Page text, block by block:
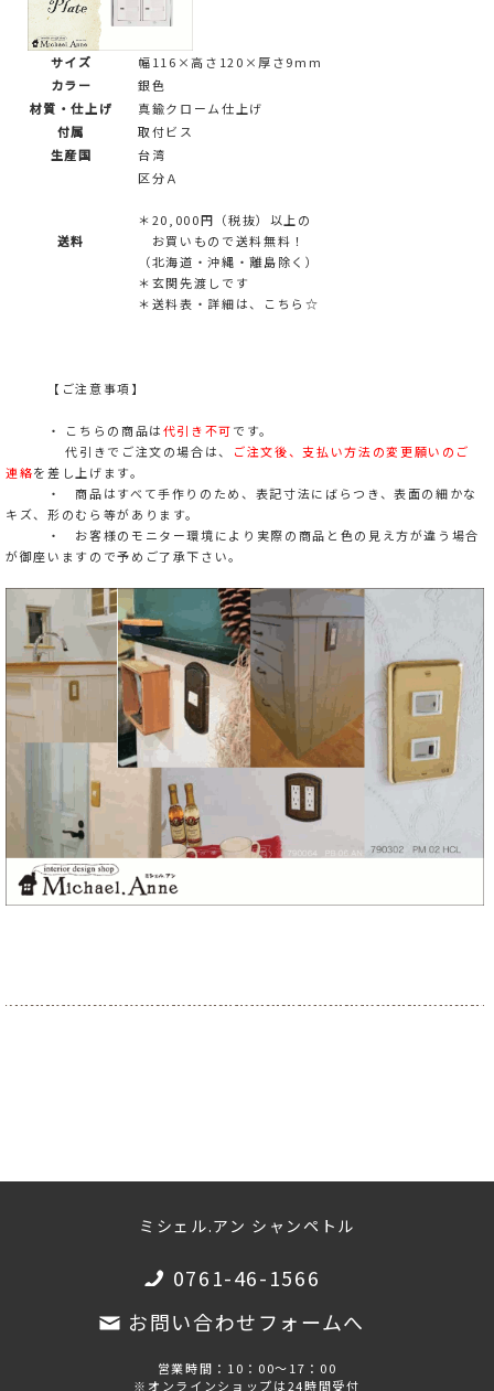
サイズ
幅116×高さ120×厚さ9mm
カラー
銀色
材質・仕上げ
真鍮クローム仕上げ
付属
取付ビス
生産国
台湾
送料
区分Ａ
＊20,000円（税抜）以上の
お買いもので送料無料！
（北海道・沖縄・離島除く）
＊玄関先渡しです
＊送料表・詳細は、
こちら☆
【ご注意事項】
・ こちらの商品は代引き不可です。
代引きでご注文の場合は、
ご注文後、支払い方法の変更願いのご
連絡を差し上げます。
・ 商品はすべて手作りのため、表記寸法にばらつき、表面の細かな
キズ、形のむら等があります。
・ お客様のモニター環境により実際の商品と色の見え方が違う場合
が御座いますので予めご了承下さい。
ミシェル.アン シャンペトル
0761-46-1566
お問い合わせフォームへ
営業時間：10：00～17：00
※オンラインショップは24時間受付